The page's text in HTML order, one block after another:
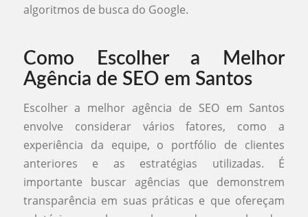
algoritmos de busca do Google.
Como Escolher a Melhor
Agência de SEO em Santos
Escolher a melhor agência de SEO em Santos
envolve considerar vários fatores, como a
experiência da equipe, o portfólio de clientes
anteriores e as estratégias utilizadas. É
importante buscar agências que demonstrem
transparência em suas práticas e que ofereçam